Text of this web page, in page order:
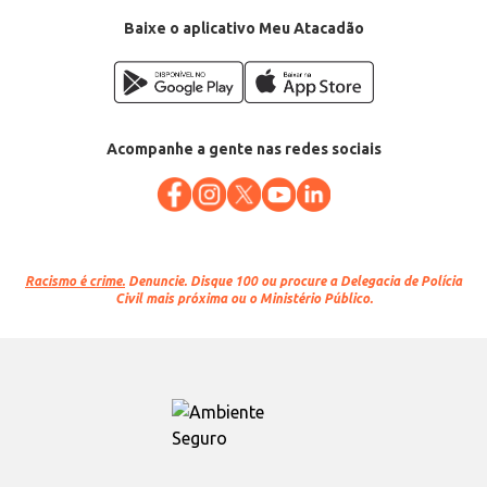
Baixe o aplicativo Meu Atacadão
Acompanhe a gente nas redes sociais
Racismo é crime. Denuncie. Disque 100 ou procure a Delegacia de Polícia
Civil mais próxima ou o Ministério Público.